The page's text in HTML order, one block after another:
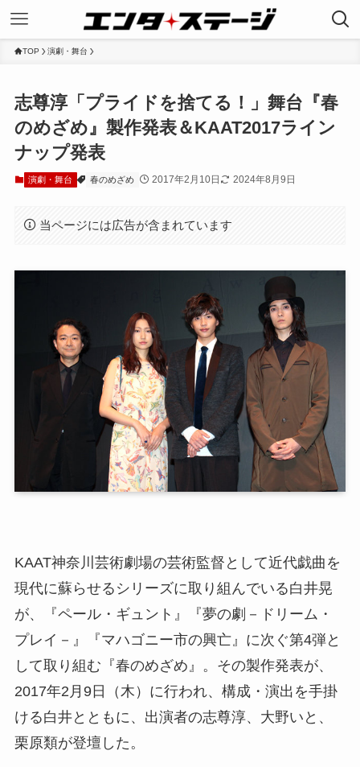
TOP 演劇・舞台
志尊淳「プライドを捨てる！」舞台『春
のめざめ』製作発表＆KAAT2017ライン
ナップ発表
演劇・舞台 春のめざめ 2017年2月10日 2024年8月9日
当ページには広告が含まれています
KAAT神奈川芸術劇場の芸術監督として近代戯曲を
現代に蘇らせるシリーズに取り組んでいる白井晃
が、『ペール・ギュント』『夢の劇－ドリーム・
プレイ－』『マハゴニー市の興亡』に次ぐ第4弾と
して取り組む『春のめざめ』。その製作発表が、
2017年2月9日（木）に行われ、構成・演出を手掛
ける白井とともに、出演者の志尊淳、大野いと、
栗原類が登壇した。